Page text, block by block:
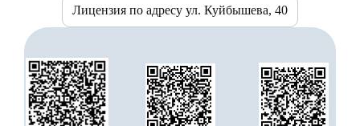
Лицензия по адресу ул. Куйбышева, 40